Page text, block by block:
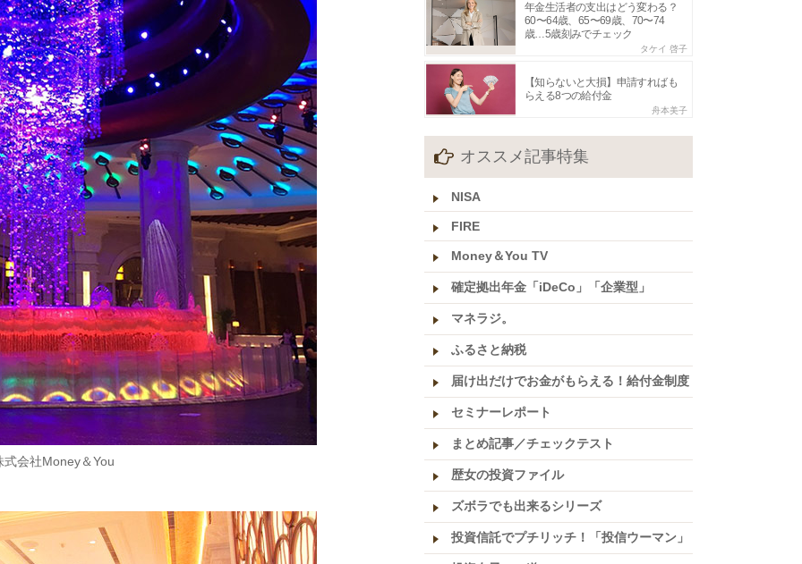
会社Money＆You
年金生活者の支出はどう変わる？
60〜64歳、65〜69歳、70〜74
歳…5歳刻みでチェック
タケイ 啓子
【知らないと大損】申請すればも
らえる8つの給付金
舟本美子
オススメ記事特集
NISA
FIRE
Money＆You TV
確定拠出年金「iDeCo」「企業型」
マネラジ。
ふるさと納税
届け出だけでお金がもらえる！給付金制度
セミナーレポート
まとめ記事／チェックテスト
歴女の投資ファイル
ズボラでも出来るシリーズ
投資信託でプチリッチ！「投信ウーマン」